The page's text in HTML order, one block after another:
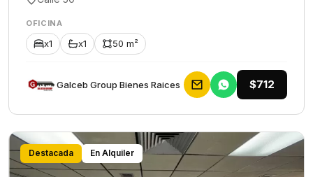
OFICINA
x1 x1 50 m²
Galceb Group Bienes Raices $712
Destacada En Alquiler